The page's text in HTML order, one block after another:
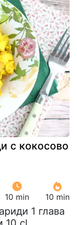
с кокосово
10 min 10 min
1 глава